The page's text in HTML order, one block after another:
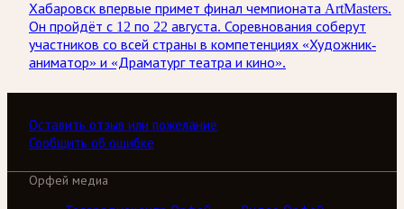
Хабаровск впервые примет финал чемпионата ArtMasters.
Он пройдёт с 12 по 22 августа. Соревнования соберут
участников со всей страны в компетенциях «Художник-
аниматор» и «Драматург театра и кино».
Оставить отзыв или пожелание
Сообщить об ошибке
Орфей медиа